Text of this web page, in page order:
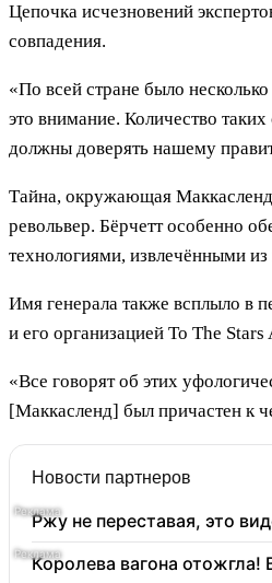
Цепочка исчезновений
совпадения.
«По всей стране было
это внимание. Количество
должны доверять нашему
Тайна, окружающая
револьвер. Бёрчетт особенно
технологиями, извлечёнными
Имя генерала также всплыло в
и его организацией To The
«Все говорят об этих
[Маккасленд] был причастен к
Новости партнеров
Ржу не переставая, это
Королева вагона